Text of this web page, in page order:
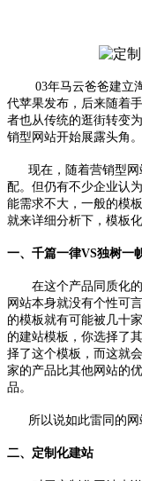
03年马云爸爸建立
代苹果发布，后来随着
者也从传统的逛街转变
销型网站开始展露头角。
现在，随着营销型
配。但仍有不少企业认
能需求不大，一般的模
就来详细分析下，模板
一、千篇一律VS独树一
在这个产品同质化的
网站本身就没有个性可
的模板就有可能被几十
的建站模板，你选择了
择了这个模板，而这就
家的产品比其他网站的
品。
所以说如此雷同的网
二、定制化建站